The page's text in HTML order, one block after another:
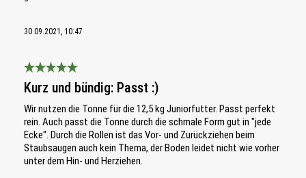
30.09.2021, 10:47
Bewertung mit 5 von 5 Sternen
Kurz und bündig: Passt :)
Wir nutzen die Tonne für die 12,5 kg Juniorfutter. Passt perfekt
rein. Auch passt die Tonne durch die schmale Form gut in "jede
Ecke". Durch die Rollen ist das Vor- und Zurückziehen beim
Staubsaugen auch kein Thema, der Boden leidet nicht wie vorher
unter dem Hin- und Herziehen.